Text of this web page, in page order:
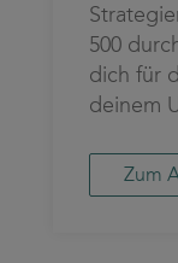
500
dich für
deinem
Zum